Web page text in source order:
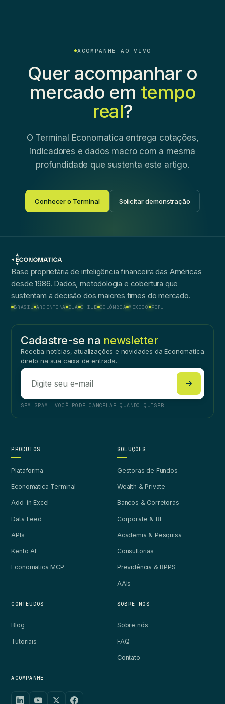
ACOMPANHE AO VIVO
Quer acompanhar o
mercado em tempo
real?
O Terminal Economatica entrega cotações,
indicadores e dados macro com a mesma
profundidade que sustenta este artigo.
Conhecer o Terminal Solicitar demonstração
Base proprietária de inteligência financeira das Américas
desde 1986. Dados, metodologia e cobertura que
sustentam a decisão dos maiores times do mercado.
BRASIL ARGENTINA EUA CHILE COLÔMBIA MÉXICO PERU
Cadastre-se na newsletter
Receba notícias, atualizações e novidades da Economatica
direto na sua caixa de entrada.
SEM SPAM. VOCÊ PODE CANCELAR QUANDO QUISER.
PRODUTOS
Plataforma
Economatica Terminal
Add-in Excel
Data Feed
APIs
Kento AI
Economatica MCP
SOLUÇÕES
Gestoras de Fundos
Wealth & Private
Bancos & Corretoras
Corporate & RI
Academia & Pesquisa
Consultorias
Previdência & RPPS
AAIs
CONTEÚDOS
Blog
Tutoriais
SOBRE NÓS
Sobre nós
FAQ
Contato
ACOMPANHE